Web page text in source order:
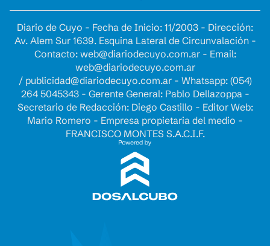
Diario de Cuyo - Fecha de Inicio: 11/2003 - Dirección:
Av. Alem Sur 1639. Esquina Lateral de Circunvalación -
Contacto: web@diariodecuyo.com.ar- Email:
web@diariodecuyo.com.ar
/ publicidad@diariodecuyo.com.ar- Whatsapp: (054)
264 5045343 - Gerente General: Pablo Dellazoppa -
Secretario de Redacción: Diego Castillo - Editor Web:
Mario Romero - Empresa propietaria del medio -
FRANCISCO MONTES S.A.C.I.F.